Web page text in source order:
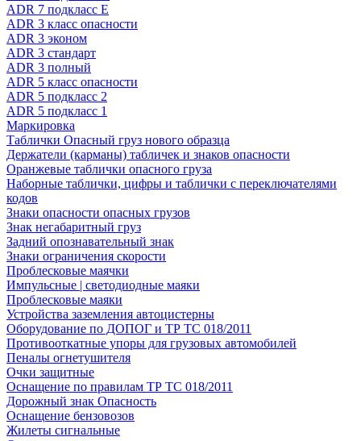
ADR 7 подкласс E
ADR 3 класс опасности
ADR 3 эконом
ADR 3 стандарт
ADR 3 полный
ADR 5 класс опасности
ADR 5 подкласс 2
ADR 5 подкласс 1
Маркировка
Таблички Опасный груз нового образца
Держатели (карманы) табличек и знаков опасности
Оранжевые таблички опасного груза
Наборные таблички, цифры и таблички с переключателями
кодов
Знаки опасности опасных грузов
Знак негабаритный груз
Задний опознавательный знак
Знаки ограничения скорости
Проблесковые маячки
Импульсные | светодиодные маяки
Проблесковые маяки
Устройства заземления автоцистерны
Оборудование по ДОПОГ и ТР ТС 018/2011
Противооткатные упоры для грузовых автомобилей
Пеналы огнетушителя
Очки защитные
Оснащение по правилам ТР ТС 018/2011
Дорожный знак Опасность
Оснащение бензовозов
Жилеты сигнальные